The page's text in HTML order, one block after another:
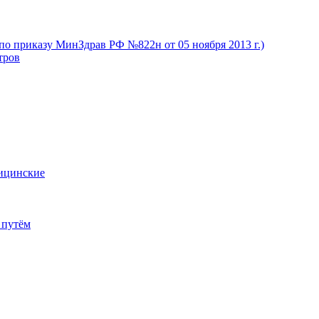
приказу МинЗдрав РФ №822н от 05 ноября 2013 г.)